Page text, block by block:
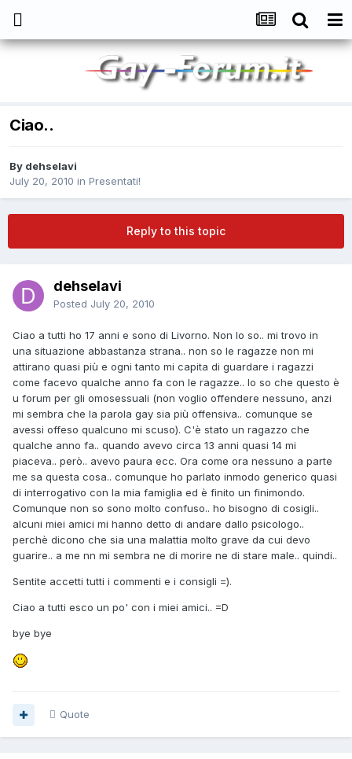
Ciao..
By dehselavi
July 20, 2010 in Presentati!
Reply to this topic
dehselavi
Posted July 20, 2010
Ciao a tutti ho 17 anni e sono di Livorno. Non lo so.. mi trovo in
una situazione abbastanza strana.. non so le ragazze non mi
attirano quasi più e ogni tanto mi capita di guardare i ragazzi
come facevo qualche anno fa con le ragazze.. lo so che questo è
u forum per gli omosessuali (non voglio offendere nessuno, anzi
mi sembra che la parola gay sia più offensiva.. comunque se
avessi offeso qualcuno mi scuso). C'è stato un ragazzo che
qualche anno fa.. quando avevo circa 13 anni quasi 14 mi
piaceva.. però.. avevo paura ecc. Ora come ora nessuno a parte
me sa questa cosa.. comunque ho parlato inmodo generico quasi
di interrogativo con la mia famiglia ed è finito un finimondo.
Comunque non so sono molto confuso.. ho bisogno di cosigli..
alcuni miei amici mi hanno detto di andare dallo psicologo..
perchè dicono che sia una malattia molto grave da cui devo
guarire.. a me nn mi sembra ne di morire ne di stare male.. quindi..
Sentite accetti tutti i commenti e i consigli =).
Ciao a tutti esco un po' con i miei amici.. =D
bye bye
Quote